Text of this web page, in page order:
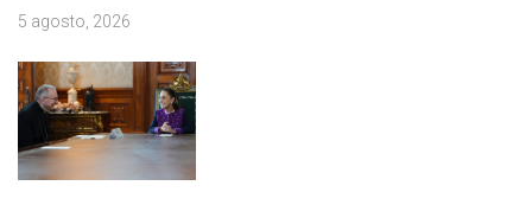
5 agosto, 2026